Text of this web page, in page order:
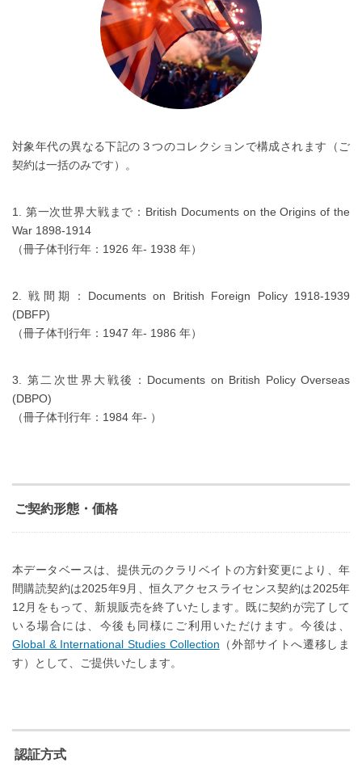
対象年代の異なる下記の３つのコレクションで構成されます（ご
契約は一括のみです）。
1. 第一次世界大戦まで：British Documents on the Origins of the
War 1898-1914
（冊子体刊行年：1926 年- 1938 年）
2. 戦間期：Documents on British Foreign Policy 1918-1939
(DBFP)
（冊子体刊行年：1947 年- 1986 年）
3. 第二次世界大戦後：Documents on British Policy Overseas
(DBPO)
（冊子体刊行年：1984 年- ）
ご契約形態・価格
本データベースは、提供元のクラリベイトの方針変更により、年
間購読契約は2025年9月、恒久アクセスライセンス契約は2025年
12月をもって、新規販売を終了いたします。既に契約が完了して
いる場合には、今後も同様にご利用いただけます。今後は、
Global & International Studies Collection （外部サイトへ遷移しま
す）として、ご提供いたします。
認証方式